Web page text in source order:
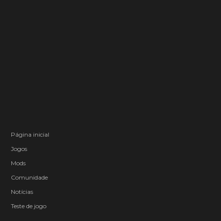
Página inicial
Jogos
Mods
Comunidade
Notícias
Teste de jogo